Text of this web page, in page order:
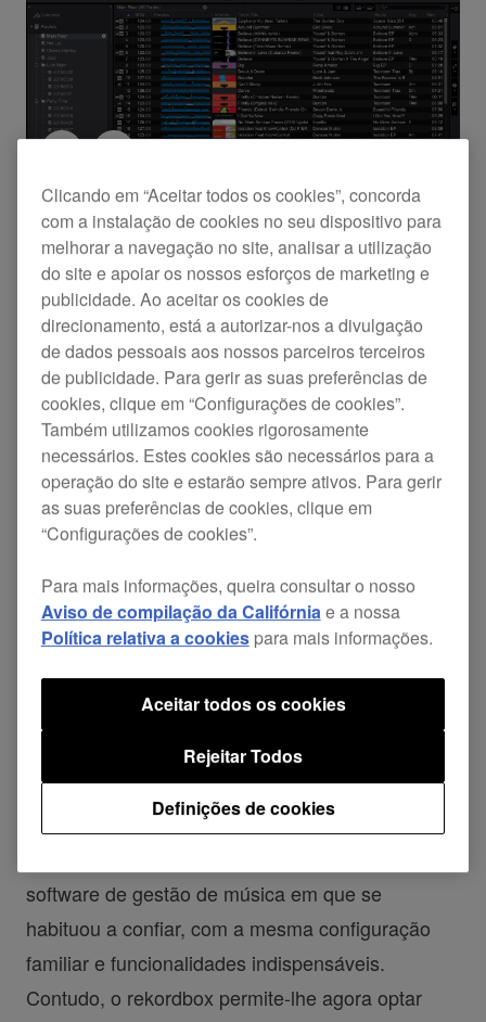
rekordbox djé um software para DJ que garante
um desempenho estável independentemente das
especificações do computador portátil usado. A
interface do utilizador do software espelha com
precisão a configuração dos nossos
controladores para lhe dar um controlo instintivo e
O software vem todas as ferramentas para
atuação comuns – Hot Cues, Sampler, Slicer,
Jump e do inovador Pad FX.
O rekordbox está a mudar?
software de gestão de música em que se
habituou a confiar, com a mesma configuração
familiar e funcionalidades indispensáveis.
Contudo, o rekordbox permite-lhe agora optar
Clicando em “Aceitar todos os cookies”, concorda
com a instalação de cookies no seu dispositivo para
melhorar a navegação no site, analisar a utilização
do site e apoiar os nossos esforços de marketing e
publicidade. Ao aceitar os cookies de
direcionamento, está a autorizar-nos a divulgação
de dados pessoais aos nossos parceiros terceiros
de publicidade. Para gerir as suas preferências de
cookies, clique em “Configurações de cookies”.
Também utilizamos cookies rigorosamente
necessários. Estes cookies são necessários para a
operação do site e estarão sempre ativos. Para gerir
as suas preferências de cookies, clique em
“Configurações de cookies”.
Para mais informações, queira consultar o nosso
Aviso de compilação da Califórniae a nossa
Política relativa a cookiespara mais informações.
Definições de cookies
Rejeitar Todos
Aceitar todos os cookies